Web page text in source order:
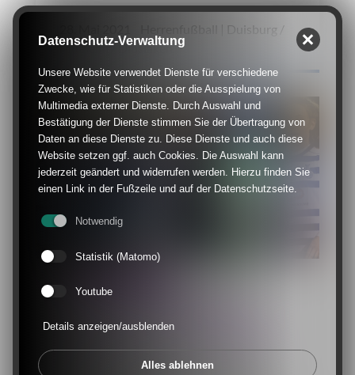
28. Mai 2021 Herrenfußball | Duisburg /
Mülheim / Dinslaken
Ziffus und Ebels: Bei den
spielen gleich zweimal Drillinge
Duisburgs Drillinge: Marie, Pia und Jule
Datenschutz-Verwaltung
Unsere Website verwendet Dienste für verschiedene
Zwecke, wie für Statistiken oder die Ausspielung von
Multimedia externer Dienste. Durch Auswahl und
Bestätigung der Dienste stimmen Sie der Übertragung von
Daten an diese Dienste zu. Diese Dienste und auch diese
Website setzen ggf. auch Cookies. Die Auswahl kann
jederzeit geändert und widerrufen werden. Hierzu finden Sie
einen Link in der Fußzeile und auf der Datenschutzseite.
Notwendig
Statistik (Matomo)
Youtube
Details anzeigen/ausblenden
Alles ablehnen